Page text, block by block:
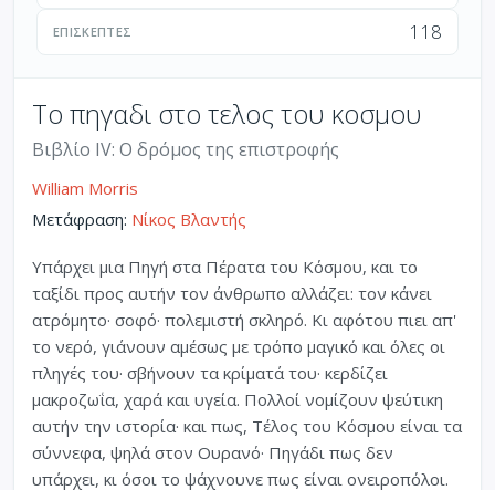
ΕΠΙΣΚΈΠΤΕΣ 118
Το πηγαδι στο τελος του κοσμου
Βιβλίο IV: Ο δρόμος της επιστροφής
William Morris
Μετάφραση: Νίκος Βλαντής
Υπάρχει μια Πηγή στα Πέρατα του Κόσμου, και το
ταξίδι προς αυτήν τον άνθρωπο αλλάζει: τον κάνει
ατρόμητο· σοφό· πολεμιστή σκληρό. Κι αφότου πιει απ'
το νερό, γιάνουν αμέσως με τρόπο μαγικό και όλες οι
πληγές του· σβήνουν τα κρίματά του· κερδίζει
μακροζωΐα, χαρά και υγεία. Πολλοί νομίζουν ψεύτικη
αυτήν την ιστορία· και πως, Τέλος του Κόσμου είναι τα
σύννεφα, ψηλά στον Ουρανό· Πηγάδι πως δεν
υπάρχει, κι όσοι το ψάχνουνε πως είναι ονειροπόλοι.